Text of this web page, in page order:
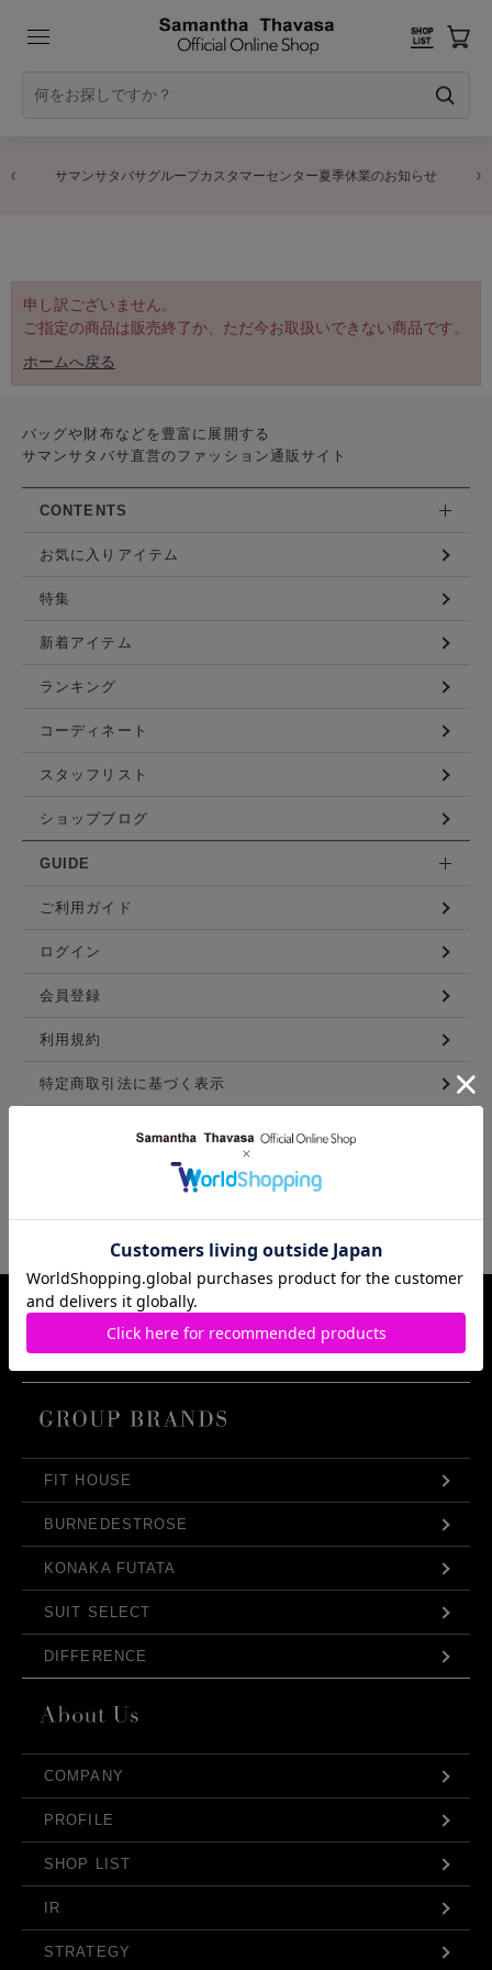
サマンサタバサグループカスタマーセンター夏季休業のお知らせ
申し訳ございません。
ご指定の商品は販売終了か、ただ今お取扱いできない商品です。
ホームへ戻る
バッグや財布などを豊富に展開する
サマンサタバサ直営のファッション通販サイト
CONTENTS
お気に入りアイテム
特集
新着アイテム
ランキング
コーディネート
スタッフリスト
ショップブログ
GUIDE
ご利用ガイド
ログイン
会員登録
利用規約
特定商取引法に基づく表示
FIT HOUSE
BURNEDESTROSE
KONAKA FUTATA
SUIT SELECT
DIFFERENCE
COMPANY
PROFILE
SHOP LIST
IR
STRATEGY